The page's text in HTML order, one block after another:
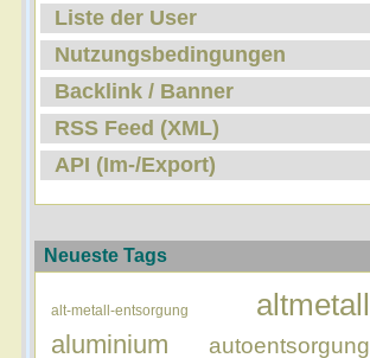
Liste der User
Nutzungsbedingungen
Backlink / Banner
RSS Feed (XML)
API (Im-/Export)
Neueste Tags
alt-metall-entsorgung altmetall
aluminium autoentsorgung